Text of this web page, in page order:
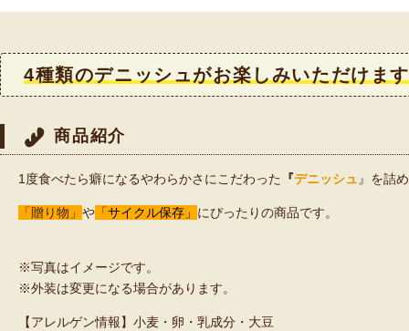
4種類のデニッシュがお楽しみいただけま
商品紹介
1度食べたら癖になるやわらかさにこだわった 『デニッシュ』を詰
「贈り物」 や 「サイクル保存」 にぴったりの商品です。
※写真はイメージです。
※外装は変更になる場合があります。
【アレルゲン情報】小麦・卵・乳成分・大豆